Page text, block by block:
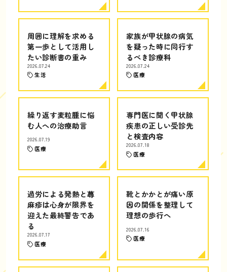
周囲に理解を求める
第一歩として活用し
たい診断書の重み
2026.07.24
生活
家族が甲状腺の病気
を疑った時に同行す
るべき診療科
2026.07.24
医療
繰り返す麦粒腫に悩
む人への治療助言
2026.07.19
医療
専門医に聞く甲状腺
疾患の正しい受診先
と検査内容
2026.07.18
医療
過労による発熱と蕁
麻疹は心身が限界を
迎えた最終警告であ
る
2026.07.17
医療
靴とかかとが痛い原
因の関係を整理して
理想の歩行へ
2026.07.16
医療